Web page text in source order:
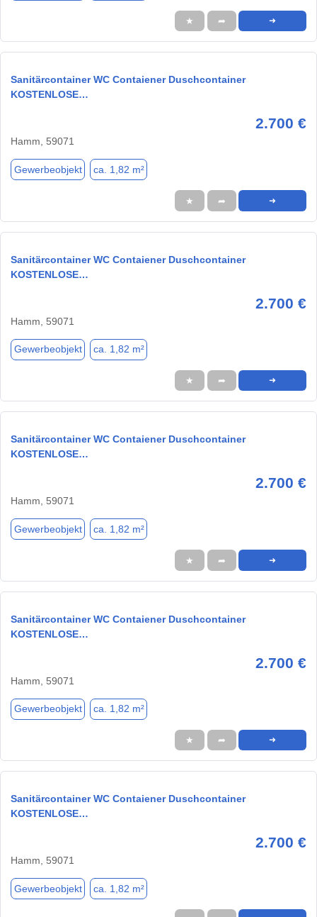
★ ➦ ➜
Sanitärcontainer WC Contaiener Duschcontainer
KOSTENLOSE…
2.700 €
Hamm, 59071
Gewerbeobjekt ca. 1,82 m²
★ ➦ ➜
Sanitärcontainer WC Contaiener Duschcontainer
KOSTENLOSE…
2.700 €
Hamm, 59071
Gewerbeobjekt ca. 1,82 m²
★ ➦ ➜
Sanitärcontainer WC Contaiener Duschcontainer
KOSTENLOSE…
2.700 €
Hamm, 59071
Gewerbeobjekt ca. 1,82 m²
★ ➦ ➜
Sanitärcontainer WC Contaiener Duschcontainer
KOSTENLOSE…
2.700 €
Hamm, 59071
Gewerbeobjekt ca. 1,82 m²
★ ➦ ➜
Sanitärcontainer WC Contaiener Duschcontainer
KOSTENLOSE…
2.700 €
Hamm, 59071
Gewerbeobjekt ca. 1,82 m²